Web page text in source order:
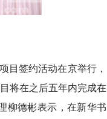
目签约活动在京举行，
将在之后五年内完成在
柳德彬表示，在新华书